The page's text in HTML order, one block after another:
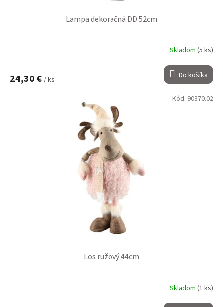
Lampa dekoračná DD 52cm
Skladom (5 ks)
24,30 € / ks Do košíka
Los ružový 44cm
Skladom (1 ks)
Kód: 90370.02